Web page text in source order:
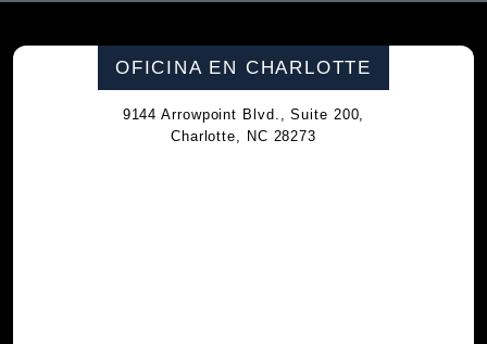
OFICINA EN CHARLOTTE
9144 Arrowpoint Blvd., Suite 200,
Charlotte, NC 28273